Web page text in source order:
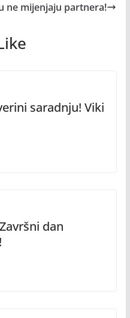
ne mijenjaju partnera!
saradnju! Viki
dan